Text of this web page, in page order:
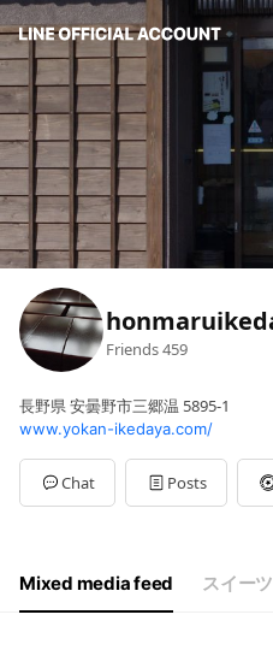
Friends459
長野県 安曇野市三郷温 5895-1
www.yokan-ikedaya.com/
Chat Posts
Mixed media feed スイー